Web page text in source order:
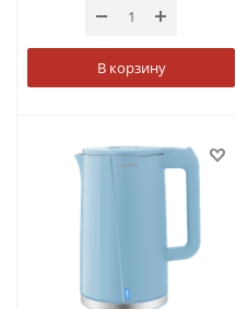
В корзину